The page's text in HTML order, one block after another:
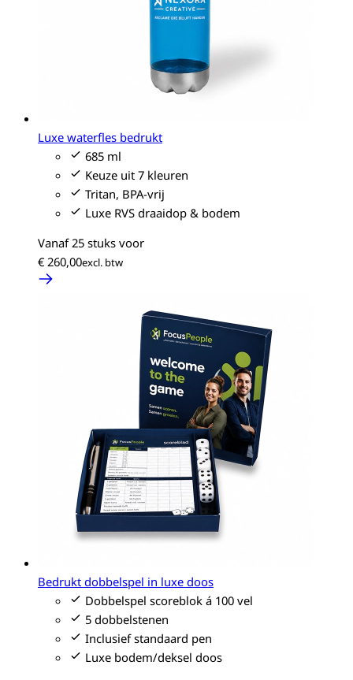
Luxe waterfles bedrukt
685 ml
Keuze uit 7 kleuren
Tritan, BPA-vrij
Luxe RVS draaidop & bodem
Vanaf 25 stuks voor
€ 260,00
Bedrukt dobbelspel in luxe doos
Dobbelspel scoreblok á 100 vel
5 dobbelstenen
Inclusief standaard pen
Luxe bodem/deksel doos